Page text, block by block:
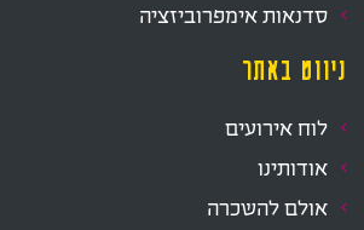
סדנאות אימפרוביזציה
ניווט באתר
לוח אירועים
אודותינו
אולם להשכרה